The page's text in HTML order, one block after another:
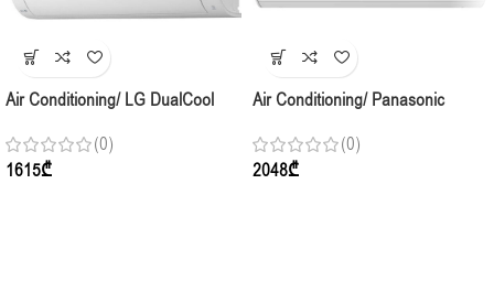
Air Conditioning/ LG DualCool
35-40კვ2, Indoor + Complect
(0)
1615₾
Air Conditioning/ Panasonic
TZ25CKEW INDOOR ( 250-30m2
) R32, White
(0)
2048₾